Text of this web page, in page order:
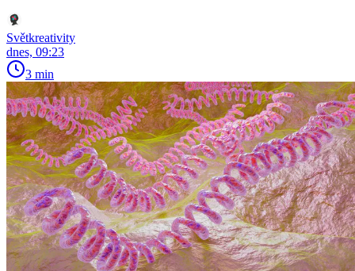
Světkreativity
dnes, 09:23
3 min